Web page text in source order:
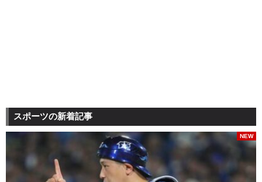
スポーツの新着記事
NEW